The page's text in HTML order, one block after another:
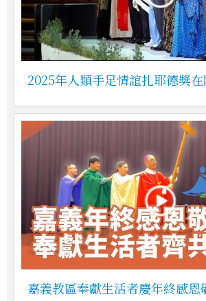
2025年人類手足情誼扎耶德獎
嘉義教區奉獻生活者慶年終感恩